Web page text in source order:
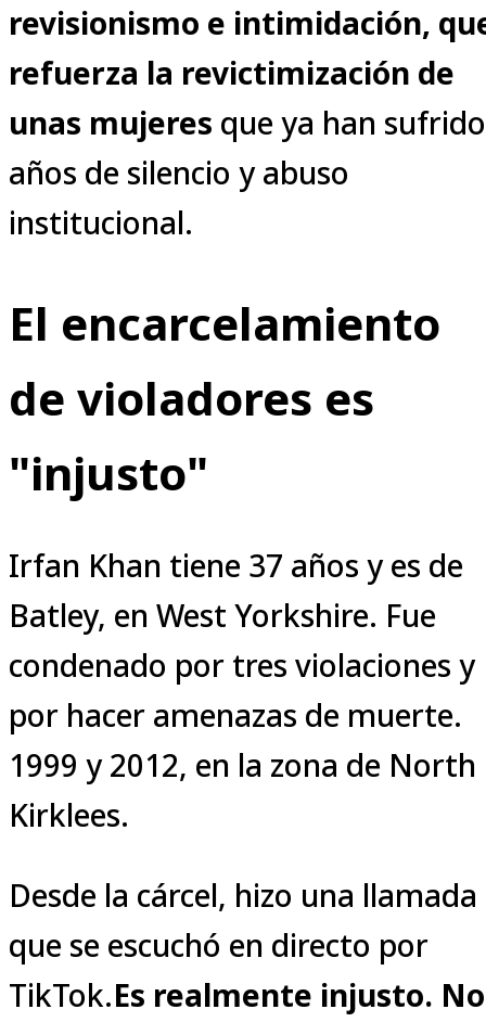
revisionismo e intimidación,
refuerza la revictimización de
unas mujeres que ya han sufrido
años de silencio y abuso
institucional.
El encarcelamiento
de violadores es
"injusto"
Irfan Khan tiene 37 años y es de
Batley, en West Yorkshire. Fue
condenado por tres violaciones y
por hacer amenazas de muerte.
1999 y 2012, en la zona de North
Kirklees.
Desde la cárcel, hizo una llamada
que se escuchó en directo por
TikTok.Es realmente injusto. No